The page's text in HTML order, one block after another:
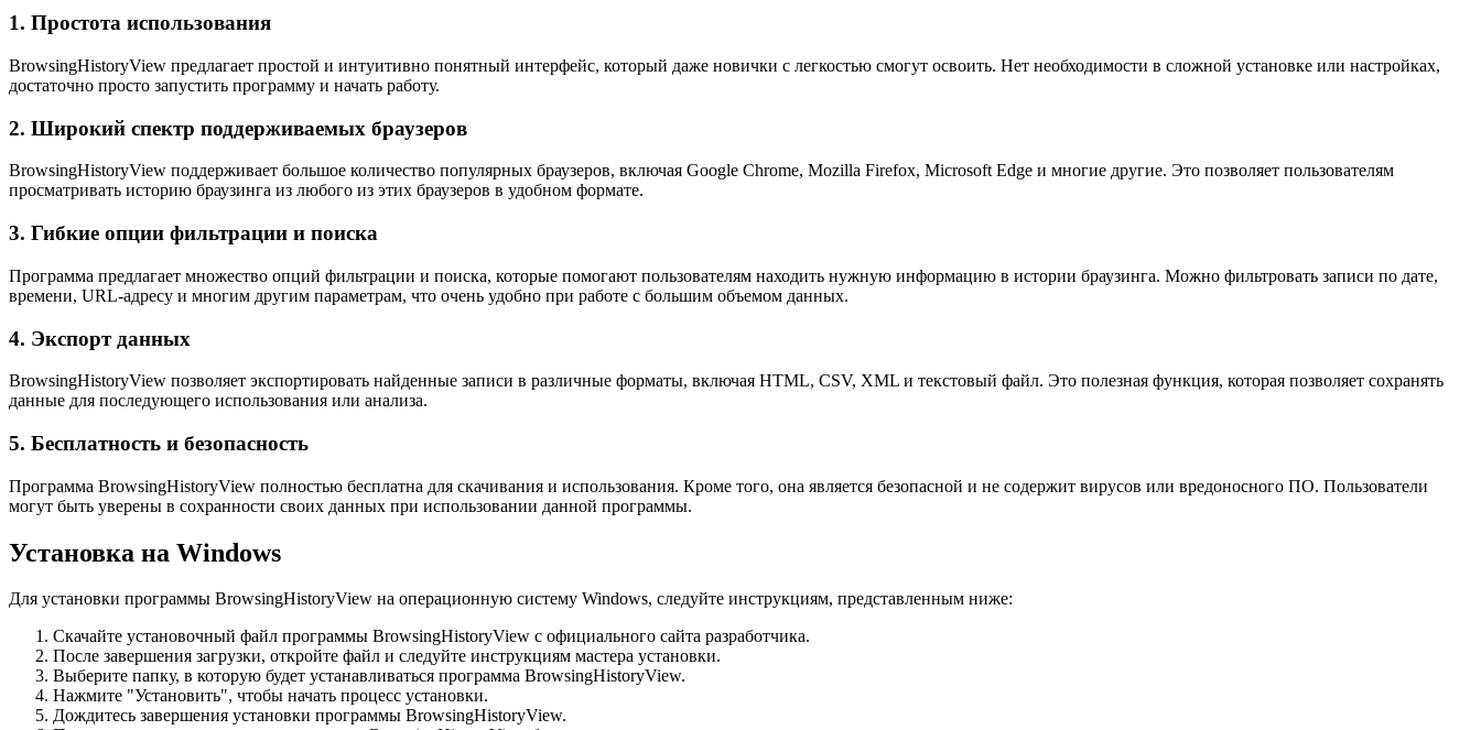
1. Простота использования
BrowsingHistoryView предлагает простой и интуитивно понятный интерфейс, который даже новички с легкостью смогут освоить. Нет необходимости в сложной установке или настройках,
достаточно просто запустить программу и начать работу.
2. Широкий спектр поддерживаемых браузеров
BrowsingHistoryView поддерживает большое количество популярных браузеров, включая Google Chrome, Mozilla Firefox, Microsoft Edge и многие другие. Это позволяет пользователям
просматривать историю браузинга из любого из этих браузеров в удобном формате.
3. Гибкие опции фильтрации и поиска
Программа предлагает множество опций фильтрации и поиска, которые помогают пользователям находить нужную информацию в истории браузинга. Можно фильтровать записи по дате,
времени, URL-адресу и многим другим параметрам, что очень удобно при работе с большим объемом данных.
4. Экспорт данных
BrowsingHistoryView позволяет экспортировать найденные записи в различные форматы, включая HTML, CSV, XML и текстовый файл. Это полезная функция, которая позволяет сохранять
данные для последующего использования или анализа.
5. Бесплатность и безопасность
Программа BrowsingHistoryView полностью бесплатна для скачивания и использования. Кроме того, она является безопасной и не содержит вирусов или вредоносного ПО. Пользователи
могут быть уверены в сохранности своих данных при использовании данной программы.
Установка на Windows
Для установки программы BrowsingHistoryView на операционную систему Windows, следуйте инструкциям, представленным ниже:
Скачайте установочный файл программы BrowsingHistoryView с официального сайта разработчика.
После завершения загрузки, откройте файл и следуйте инструкциям мастера установки.
Выберите папку, в которую будет устанавливаться программа BrowsingHistoryView.
Нажмите "Установить", чтобы начать процесс установки.
Дождитесь завершения установки программы BrowsingHistoryView.